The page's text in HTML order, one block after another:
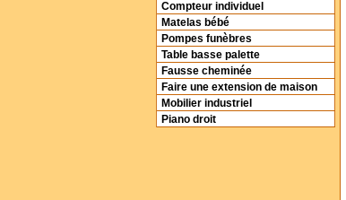
Compteur individuel
Matelas bébé
Pompes funèbres
Table basse palette
Fausse cheminée
Faire une extension de maison
Mobilier industriel
Piano droit